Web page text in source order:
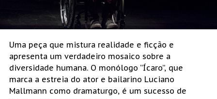
Uma peça que mistura realidade e ficção e
apresenta um verdadeiro mosaico sobre a
diversidade humana. O monólogo “Ícaro”, que
marca a estreia do ator e bailarino Luciano
Mallmann como dramaturgo, é um sucesso de